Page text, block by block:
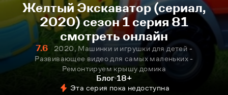
Желтый Экскаватор (сериал,
2020) сезон 1 серия 81
смотреть онлайн
7.6
2020, Машинки и игрушки для детей -
Развивающее видео для самых маленьких -
Ремонтируем крышу домика
Блог 18+
Эта серия пока недоступна